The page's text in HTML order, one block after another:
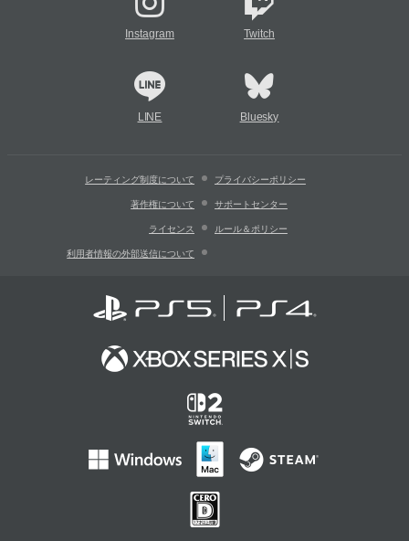
Instagram Twitch
LINE Bluesky
レーティング制度について プライバシーポリシー
著作権について サポートセンター
ライセンス ルール＆ポリシー
利用者情報の外部送信について